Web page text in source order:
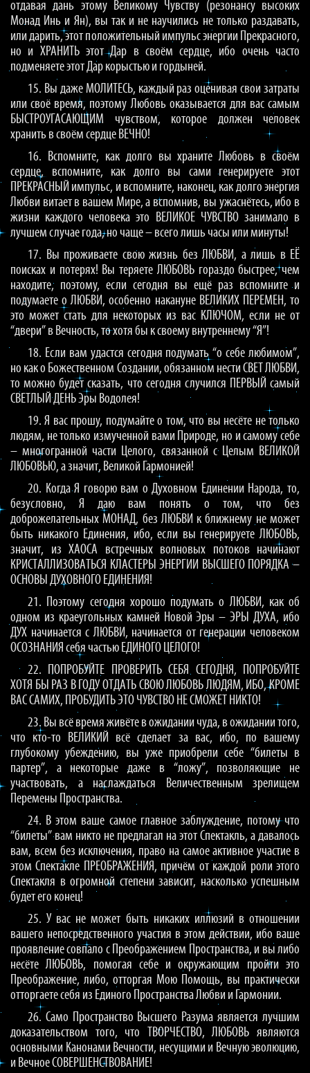
отдавая дань этому Великому Чувству (резонансу высоких
Монад Инь и Ян), вы так и не научились не только раздавать,
или дарить, этот положительный импульс энергии Прекрасного,
но и ХРАНИТЬ этот Дар в своём сердце, ибо очень часто
подменяете этот Дар корыстью и гордыней.
15. Вы даже МОЛИТЕСЬ, каждый раз оценивая свои затраты
или своё время, поэтому Любовь оказывается для вас самым
БЫСТРОУГАСАЮЩИМ чувством, которое должен человек
хранить в своём сердце ВЕЧНО!
16. Вспомните, как долго вы храните Любовь в своём
сердце, вспомните, как долго вы сами генерируете этот
ПРЕКРАСНЫЙ импульс, и вспомните, наконец, как долго энергия
Любви витает в вашем Мире, а вспомнив, вы ужаснётесь, ибо в
жизни каждого человека это ВЕЛИКОЕ ЧУВСТВО занимало в
лучшем случае года, но чаще – всего лишь часы или минуты!
17. Вы проживаете свою жизнь без ЛЮБВИ, а лишь в ЕЁ
поисках и потерях! Вы теряете ЛЮБОВЬ гораздо быстрее, чем
находите, поэтому, если сегодня вы ещё раз вспомните и
подумаете о ЛЮБВИ, особенно накануне ВЕЛИКИХ ПЕРЕМЕН, то
это может стать для некоторых из вас КЛЮЧОМ, если не от
“двери” в Вечность, то хотя бы к своему внутреннему “Я”!
18. Если вам удастся сегодня подумать “о себе любимом”,
но как о Божественном Создании, обязанном нести СВЕТ ЛЮБВИ,
то можно будет сказать, что сегодня случился ПЕРВЫЙ самый
СВЕТЛЫЙ ДЕНЬ Эры Водолея!
19. Я вас прошу, подумайте о том, что вы несёте не только
людям, не только измученной вами Природе, но и самому себе
– многогранной части Целого, связанной с Целым ВЕЛИКОЙ
ЛЮБОВЬЮ, а значит, Великой Гармонией!
20. Когда Я говорю вам о Духовном Единении Народа, то,
безусловно, Я даю вам понять о том, что без
доброжелательных МОНАД, без ЛЮБВИ к ближнему не может
быть никакого Единения, ибо, если вы генерируете ЛЮБОВЬ,
значит, из ХАОСА встречных волновых потоков начинают
КРИСТАЛЛИЗОВАТЬСЯ КЛАСТЕРЫ ЭНЕРГИИ ВЫСШЕГО ПОРЯДКА –
ОСНОВЫ ДУХОВНОГО ЕДИНЕНИЯ!
21. Поэтому сегодня хорошо подумать о ЛЮБВИ, как об
одном из краеугольных камней Новой Эры – ЭРЫ ДУХА, ибо
ДУХ начинается с ЛЮБВИ, начинается от генерации человеком
ОСОЗНАНИЯ себя частью ЕДИНОГО ЦЕЛОГО!
22. ПОПРОБУЙТЕ ПРОВЕРИТЬ СЕБЯ СЕГОДНЯ, ПОПРОБУЙТЕ
ХОТЯ БЫ РАЗ В ГОДУ ОТДАТЬ СВОЮ ЛЮБОВЬ ЛЮДЯМ, ИБО, КРОМЕ
ВАС САМИХ, ПРОБУДИТЬ ЭТО ЧУВСТВО НЕ СМОЖЕТ НИКТО!
23. Вы всё время живёте в ожидании чуда, в ожидании того,
что кто-то ВЕЛИКИЙ всё сделает за вас, ибо, по вашему
глубокому убеждению, вы уже приобрели себе “билеты в
партер”, а некоторые даже в “ложу”, позволяющие не
участвовать, а наслаждаться Величественным зрелищем
Перемены Пространства.
24. В этом ваше самое главное заблуждение, потому что
“билеты” вам никто не предлагал на этот Спектакль, а давалось
вам, всем без исключения, право на самое активное участие в
этом Спектакле ПРЕОБРАЖЕНИЯ, причём от каждой роли этого
Спектакля в огромной степени зависит, насколько успешным
будет его конец!
25. У вас не может быть никаких иллюзий в отношении
вашего непосредственного участия в этом действии, ибо ваше
проявление совпало с Преображением Пространства, и вы либо
несёте ЛЮБОВЬ, помогая себе и окружающим пройти это
Преображение, либо, отторгая Мою Помощь, вы практически
отторгаете себя из Единого Пространства Любви и Гармонии.
26. Само Пространство Высшего Разума является лучшим
доказательством того, что ТВОРЧЕСТВО, ЛЮБОВЬ являются
основными Канонами Вечности, несущими и Вечную эволюцию,
и Вечное СОВЕРШЕНСТВОВАНИЕ!